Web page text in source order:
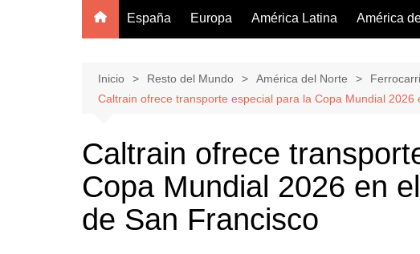
España Europa América Latina América
Inicio Resto del Mundo América del Norte
Caltrain ofrece transporte especial para la Copa Mundial
Caltrain ofrece
Copa Mundial 2026 en
de San Francisco